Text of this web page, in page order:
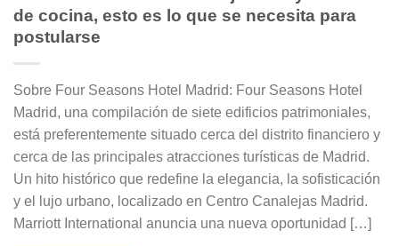
de cocina, esto es lo que se necesita para
postularse
Sobre Four Seasons Hotel Madrid: Four Seasons Hotel
Madrid, una compilación de siete edificios patrimoniales,
está preferentemente situado cerca del distrito financiero y
cerca de las principales atracciones turísticas de Madrid.
Un hito histórico que redefine la elegancia, la sofisticación
y el lujo urbano, localizado en Centro Canalejas Madrid.
Marriott International anuncia una nueva oportunidad […]